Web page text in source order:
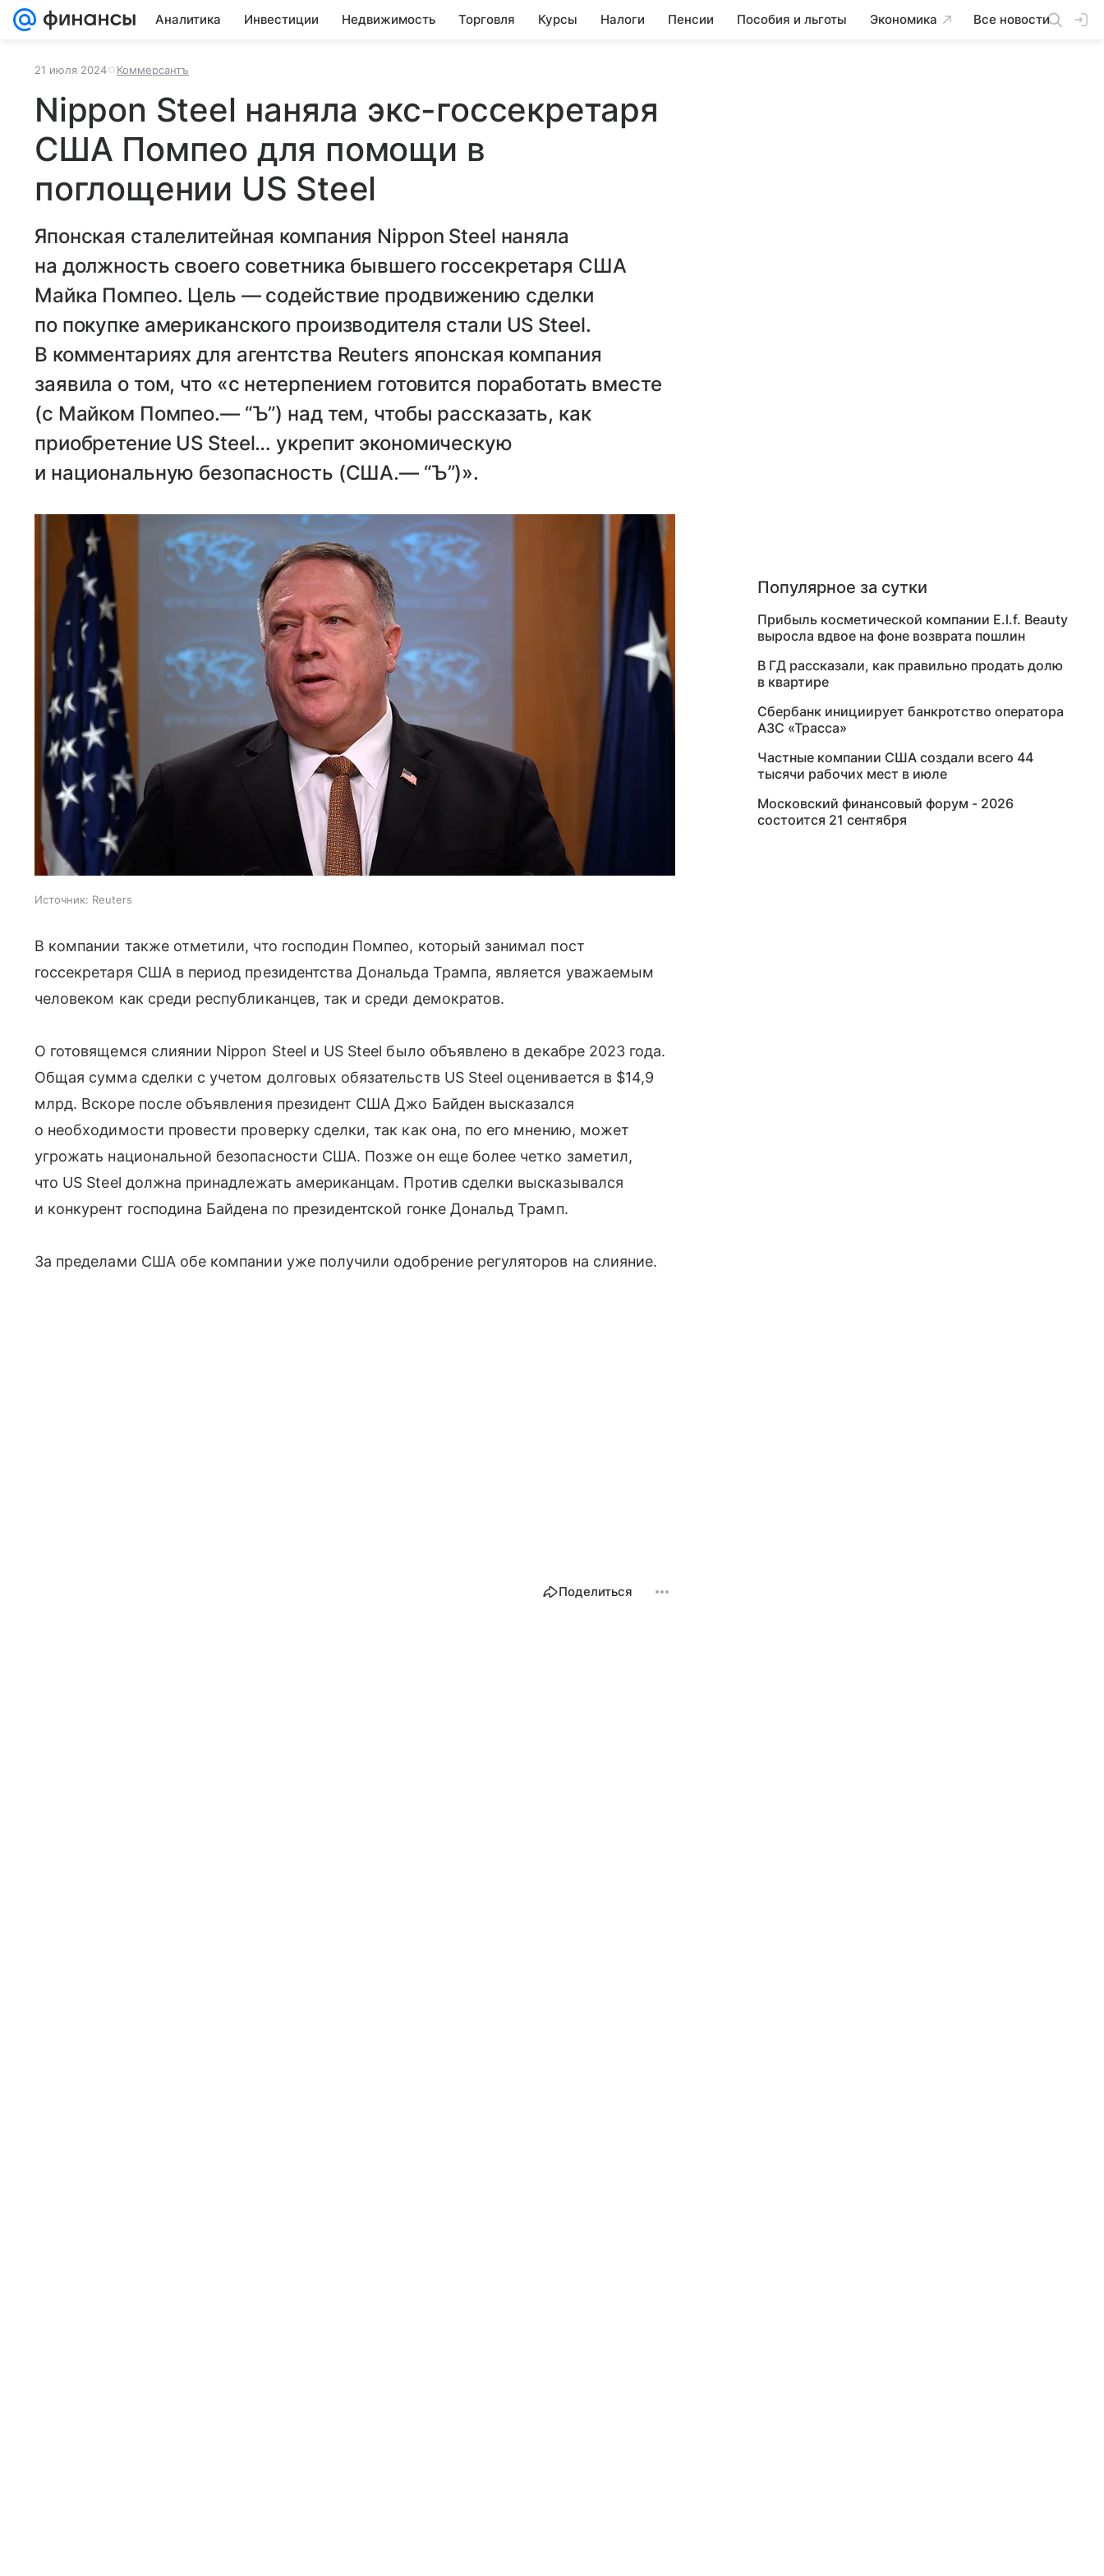
Аналитика Инвестиции Недвижимость Торговля Курсы Налоги Пенсии Пособия и льготы Экономика Все новости
21 июля 2024 Коммерсантъ
Nippon Steel наняла экс-госсекретаря
США Помпео для помощи в
поглощении US Steel
Японская сталелитейная компания Nippon Steel наняла
на должность своего советника бывшего госсекретаря США
Майка Помпео. Цель — содействие продвижению сделки
по покупке американского производителя стали US Steel.
В комментариях для агентства Reuters японская компания
заявила о том, что «с нетерпением готовится поработать вместе
(с Майком Помпео.— “Ъ”) над тем, чтобы рассказать, как
приобретение US Steel… укрепит экономическую
и национальную безопасность (США.— “Ъ”)».
Источник: Reuters
В компании также отметили, что господин Помпео, который занимал пост
госсекретаря США в период президентства Дональда Трампа, является уважаемым
человеком как среди республиканцев, так и среди демократов.
О готовящемся слиянии Nippon Steel и US Steel было объявлено в декабре 2023 года.
Общая сумма сделки с учетом долговых обязательств US Steel оценивается в $14,9
млрд. Вскоре после объявления президент США Джо Байден высказался
о необходимости провести проверку сделки, так как она, по его мнению, может
угрожать национальной безопасности США. Позже он еще более четко заметил,
что US Steel должна принадлежать американцам. Против сделки высказывался
и конкурент господина Байдена по президентской гонке Дональд Трамп.
За пределами США обе компании уже получили одобрение регуляторов на слияние.
Поделиться
Популярное за сутки
Прибыль косметической компании E.l.f. Beauty
выросла вдвое на фоне возврата пошлин
В ГД рассказали, как правильно продать долю
в квартире
Сбербанк инициирует банкротство оператора
АЗС «Трасса»
Частные компании США создали всего 44
тысячи рабочих мест в июле
Московский финансовый форум - 2026
состоится 21 сентября